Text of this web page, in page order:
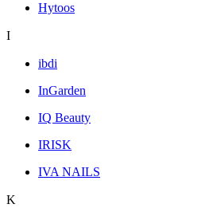
Hytoos
I
ibdi
InGarden
IQ Beauty
IRISK
IVA NAILS
K